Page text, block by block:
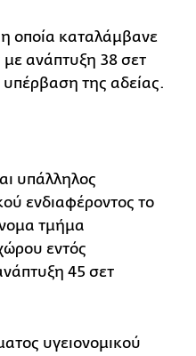
η οποία καταλάμβανε
με ανάπτυξη 38 σετ
της αδείας.
υπάλληλος
ενδιαφέροντος το
τμήμα
εντός
45 σετ
υγειονομικού